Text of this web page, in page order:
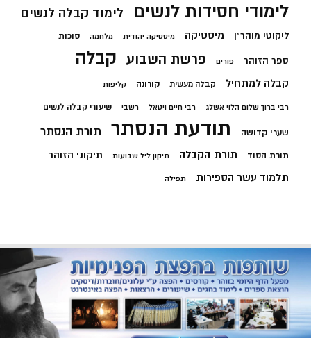
לימודי חסידות לנשים לימוד קבלה לנשים
ליקוטי מוהר"ן מיסטיקה מיסטיקה יהודית מלחמה סוכות
ספר הזוהר פורים פרשת השבוע קבלה
קבלה למתחיל קבלה מעשית קורונה קליפות
רבי ברוך שלום הלוי אשלג רבי חיים ויטאל רשבי שיעורי קבלה לנשים
שערי קדושה תודעת הנסתר תורת הנסתר
תורת הסוד תורת הקבלה תיקון ליל שבועות תיקוני הזוהר
תלמוד עשר הספירות תפילה